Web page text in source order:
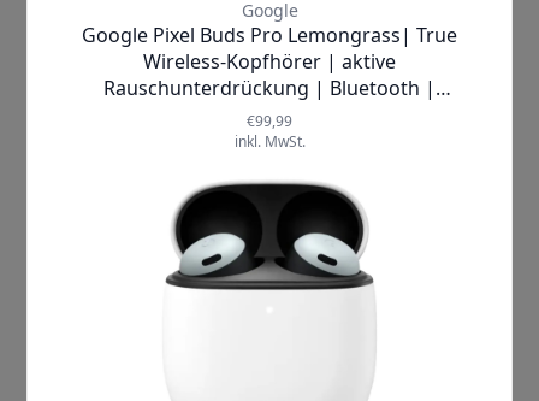
Die aktive Geräuschunterdrückung der Galaxy
Buds2 Pro ermöglicht ein ungestörtes
Sounderlebnis. Denn die Außengeräusche
werden durch das Active Noise Cancelling, kurz
ANC, abgeschirmt. Mit den 3 eingebauten
Umgebungsgeräusche ausblenden. Zudem
ermöglichen die Mikrofone eine dynamische
Anpassung des Klangs. Im aktiven
Konversationsmodus wird die